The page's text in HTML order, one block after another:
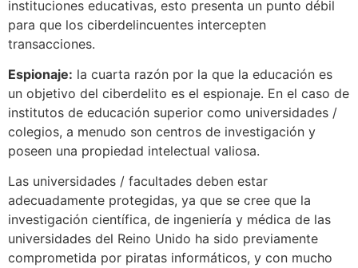
instituciones educativas, esto presenta un punto débil
para que los ciberdelincuentes intercepten
transacciones.
Espionaje: la cuarta razón por la que la educación es
un objetivo del ciberdelito es el espionaje. En el caso de
institutos de educación superior como universidades /
colegios, a menudo son centros de investigación y
poseen una propiedad intelectual valiosa.
Las universidades / facultades deben estar
adecuadamente protegidas, ya que se cree que la
investigación científica, de ingeniería y médica de las
universidades del Reino Unido ha sido previamente
comprometida por piratas informáticos, y con mucho